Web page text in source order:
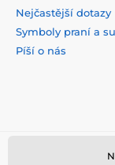
Nejčastější dotazy
Symboly praní a
Píší o nás